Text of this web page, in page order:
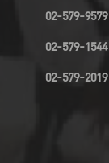
02-579-9579
02-579-1544
02-579-2019